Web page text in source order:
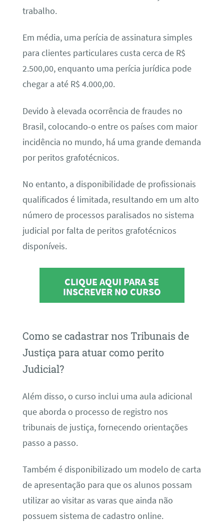
trabalho.
Em média, uma perícia de assinatura simples
para clientes particulares custa cerca de R$
2.500,00, enquanto uma perícia jurídica pode
chegar a até R$ 4.000,00.
Devido à elevada ocorrência de fraudes no
Brasil, colocando-o entre os países com maior
incidência no mundo, há uma grande demanda
por peritos grafotécnicos.
No entanto, a disponibilidade de profissionais
qualificados é limitada, resultando em um alto
número de processos paralisados no sistema
judicial por falta de peritos grafotécnicos
disponíveis.
CLIQUE AQUI PARA SE
INSCREVER NO CURSO
Como se cadastrar nos Tribunais de
Justiça para atuar como perito
Judicial?
Além disso, o curso inclui uma aula adicional
que aborda o processo de registro nos
tribunais de justiça, fornecendo orientações
passo a passo.
Também é disponibilizado um modelo de carta
de apresentação para que os alunos possam
utilizar ao visitar as varas que ainda não
possuem sistema de cadastro online.